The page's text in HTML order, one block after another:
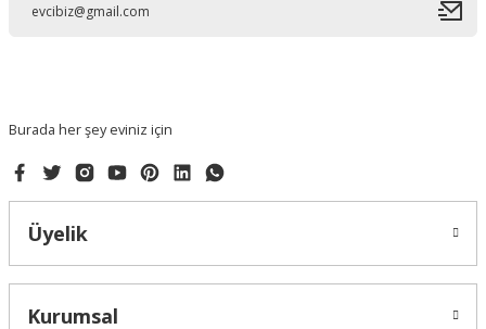
Burada her şey eviniz için
Üyelik
Kurumsal